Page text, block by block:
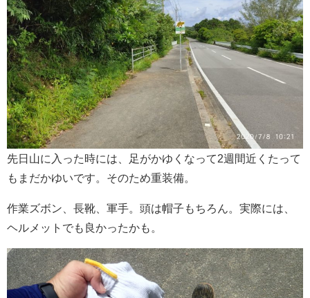
先日山に入った時には、足がかゆくなって2週間近くたって
もまだかゆいです。そのため重装備。
作業ズボン、長靴、軍手。頭は帽子もちろん。実際には、
ヘルメットでも良かったかも。